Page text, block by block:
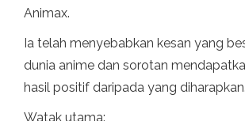
Animax.
Ia telah menyebabkan kesan yang
dunia anime dan sorotan
hasil positif daripada yang diharapkan.
Watak utama: